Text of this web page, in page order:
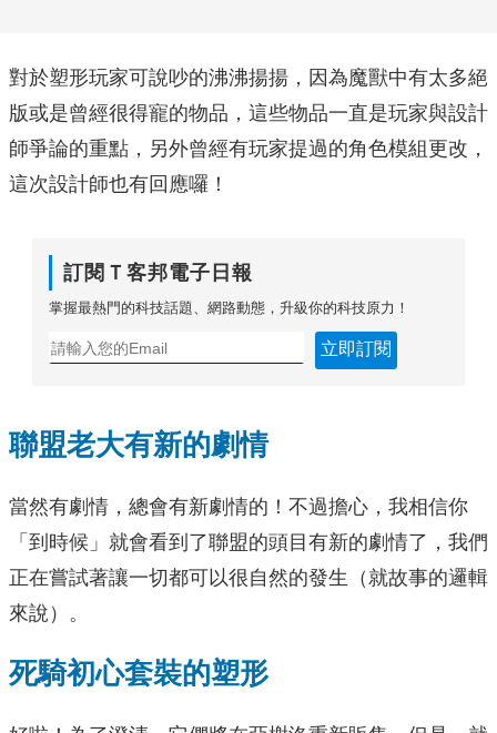
對於塑形玩家可說吵的沸沸揚揚，因為魔獸中有太多絕
版或是曾經很得寵的物品，這些物品一直是玩家與設計
師爭論的重點，另外曾經有玩家提過的角色模組更改，
這次設計師也有回應囉！
訂閱Ｔ客邦電子日報
掌握最熱門的科技話題、網路動態，升級你的科技原力！
立即訂閱
聯盟老大有新的劇情
當然有劇情，總會有新劇情的！不過擔心，我相信你
「到時候」就會看到了聯盟的頭目有新的劇情了，我們
正在嘗試著讓一切都可以很自然的發生（就故事的邏輯
來說）。
死騎初心套裝的塑形